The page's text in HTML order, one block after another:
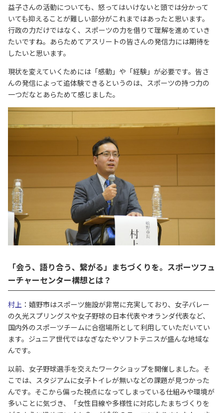
益子さんの活動についても、怒ってはいけないと頭では分かって
いても抑えることが難しい部分がこれまではあったと思います。
行政の力だけではなく、スポーツの力を借りて理解を進めていき
たいですね。あらためてアスリートの皆さんの発信力には期待を
したいと思います。
現状を変えていくためには「感動」や「経験」が必要です。皆さ
んの発信によって追体験できるというのは、スポーツの持つ力の
一つだなとあらためて感じました。
「会う、語り合う、繋がる」まちづくりを。スポーツフュ
ーチャーセンター構想とは？
村上 ：嬉野市はスポーツ施設が非常に充実しており、女子バレー
の久光スプリングスや女子野球の日本代表やオランダ代表など、
国内外のスポーツチームに合宿場所として利用していただいてい
ます。ジュニア世代ではなぎなたやソフトテニスが盛んな地域な
んです。
以前、女子野球選手を交えたワークショップを開催しました。そ
こでは、スタジアムに女子トイレが無いなどの課題が見つかった
んです。そこから偏った視点になってしまっている仕組みや環境が
多いことに気づき、「女性目線や多様性に対応したまちづくりを